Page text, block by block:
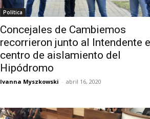
Política
Concejales de Cambiemos
recorrieron junto al Intendente
centro de aislamiento del
Hipódromo
Ivanna Myszkowski - abril 16, 2020